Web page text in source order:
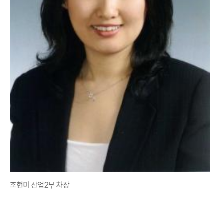
조현미 산업2부 차장